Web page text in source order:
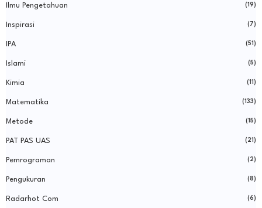
Ilmu Pengetahuan (19)
Inspirasi (7)
IPA (51)
Islami (5)
Kimia (11)
Matematika (133)
Metode (15)
PAT PAS UAS (21)
Pemrograman (2)
Pengukuran (8)
Radarhot Com (6)